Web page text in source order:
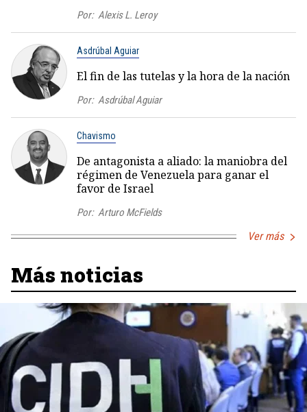
Por: Alexis L. Leroy
Asdrúbal Aguiar
El fin de las tutelas y la hora de la nación
Por: Asdrúbal Aguiar
Chavismo
De antagonista a aliado: la maniobra del
régimen de Venezuela para ganar el
favor de Israel
Por: Arturo McFields
Ver más
Más noticias